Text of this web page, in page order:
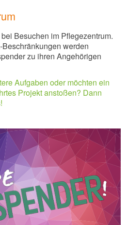
Besuchen im Pflegezentrum.
werden
zu ihren Angehörigen
Aufgaben oder möchten ein
Projekt anstoßen? Dann